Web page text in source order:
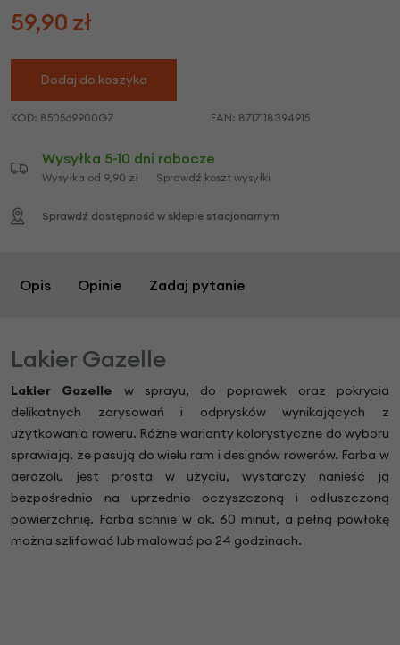
59,90 zł
Dodaj do koszyka
KOD: 850569900GZ EAN: 8717118394915
Wysyłka 5-10 dni robocze
Wysyłka od 9,90 zł Sprawdź koszt wysyłki
Sprawdź dostępność w sklepie stacjonarnym
Opis Opinie Zadaj pytanie
Lakier Gazelle
Lakier Gazelle w sprayu, do poprawek oraz pokrycia
delikatnych zarysowań i odprysków wynikających z
użytkowania roweru. Różne warianty kolorystyczne do wyboru
sprawiają, że pasują do wielu ram i designów rowerów. Farba w
aerozolu jest prosta w użyciu, wystarczy nanieść ją
bezpośrednio na uprzednio oczyszczoną i odłuszczoną
powierzchnię. Farba schnie w ok. 60 minut, a pełną powłokę
można szlifować lub malować po 24 godzinach.